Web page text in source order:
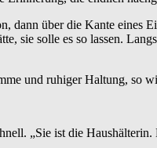
dann über die Kante eines
sie solle es so lassen.
und ruhiger Haltung, so
„Sie ist die